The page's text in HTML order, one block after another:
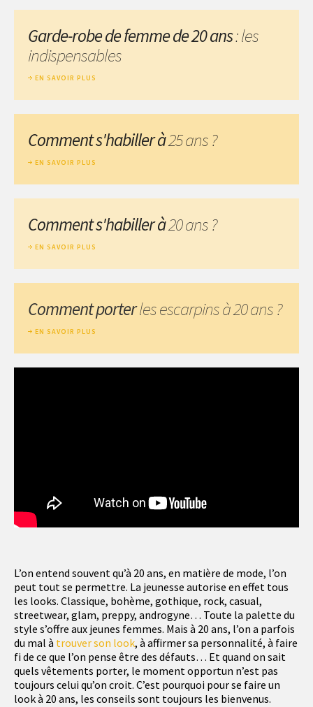
L’on entend souvent qu’à 20 ans, en matière de mode, l’on
peut tout se permettre. La jeunesse autorise en effet tous
les looks. Classique, bohème, gothique, rock, casual,
streetwear, glam, preppy, androgyne… Toute la palette du
style s’offre aux jeunes femmes. Mais à 20 ans, l’on a parfois
du mal à trouver son look, à affirmer sa personnalité, à faire
fi de ce que l’on pense être des défauts… Et quand on sait
quels vêtements porter, le moment opportun n’est pas
toujours celui qu’on croit. C’est pourquoi pour se faire un
look à 20 ans, les conseils sont toujours les bienvenus.
Garde-robe de femme de 20 ans: les
indispensables
EN SAVOIR PLUS
Comment s'habiller à25 ans ?
EN SAVOIR PLUS
Comment s'habiller à20 ans ?
EN SAVOIR PLUS
Comment porterles escarpins à 20 ans ?
EN SAVOIR PLUS